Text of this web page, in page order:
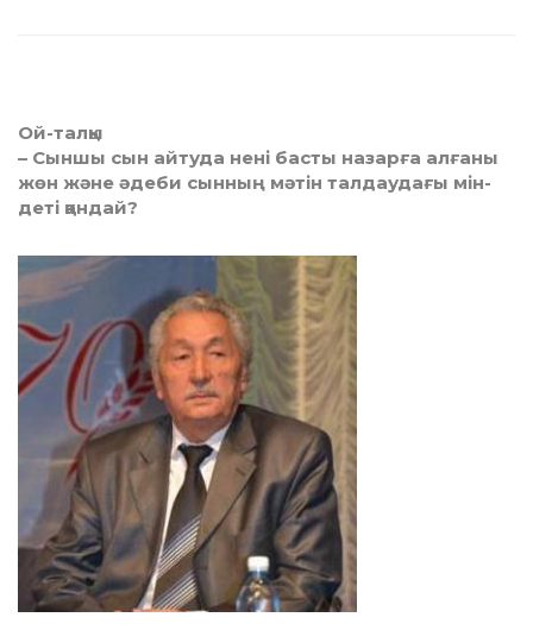
Ой-талқы
– Сыншы сын айтуда нені бас­ты назарға алғаны
жөн және әде­би сынның мәтін талдаудағы мін­
деті қандай?